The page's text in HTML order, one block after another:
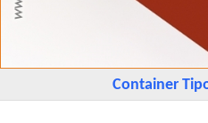
Container